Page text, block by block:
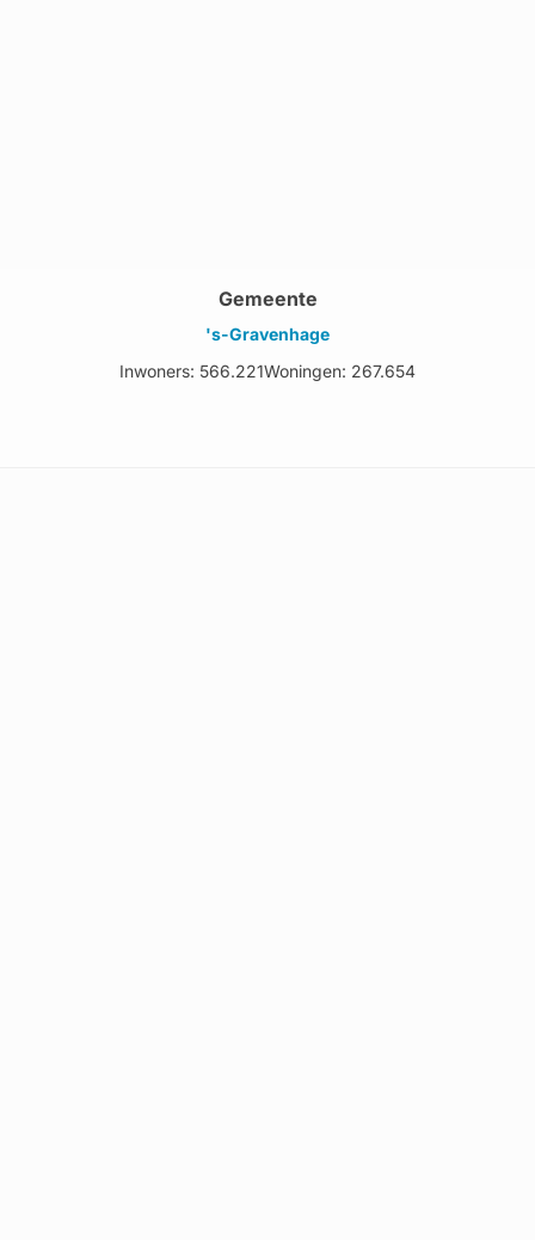
Gemeente
's-Gravenhage
Inwoners: 566.221Woningen: 267.654